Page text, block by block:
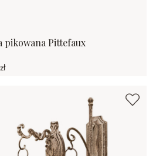
pikowana Pittefaux